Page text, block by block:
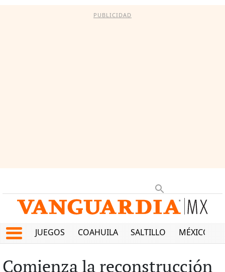
PUBLICIDAD
JUEGOS COAHUILA SALTILLO MÉXICO
Comienza la reconstrucción